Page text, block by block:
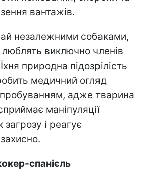
вантажів.
незалежними собаками,
люблять виключно членів
природна підозрілість
медичний огляд
адже тварина
маніпуляції
і реагує
спанієль